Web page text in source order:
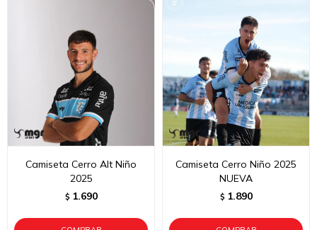
Camiseta Cerro Alt Niño
2025
$ 1.690
Camiseta Cerro Niño 2025
NUEVA
$ 1.890